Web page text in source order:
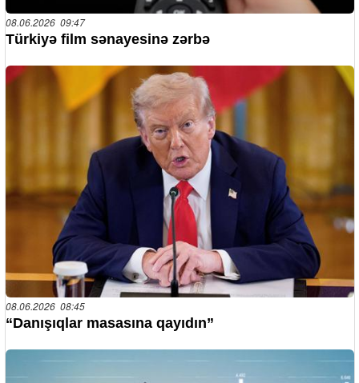
08.06.2026 09:47
Türkiyə film sənayesinə zərbə
08.06.2026 08:45
“Danışıqlar masasına qayıdın”